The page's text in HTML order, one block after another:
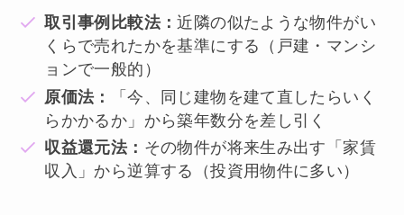
取引事例比較法：近隣の似たような物件がい
くらで売れたかを基準にする（戸建・マンシ
ョンで一般的）
原価法：
「今、同じ建物を建て直したらいく
らかかるか」から築年数分を差し引く
収益還元法： その物件が将来生み出す「家賃
収入」から逆算する（投資用物件に多い）